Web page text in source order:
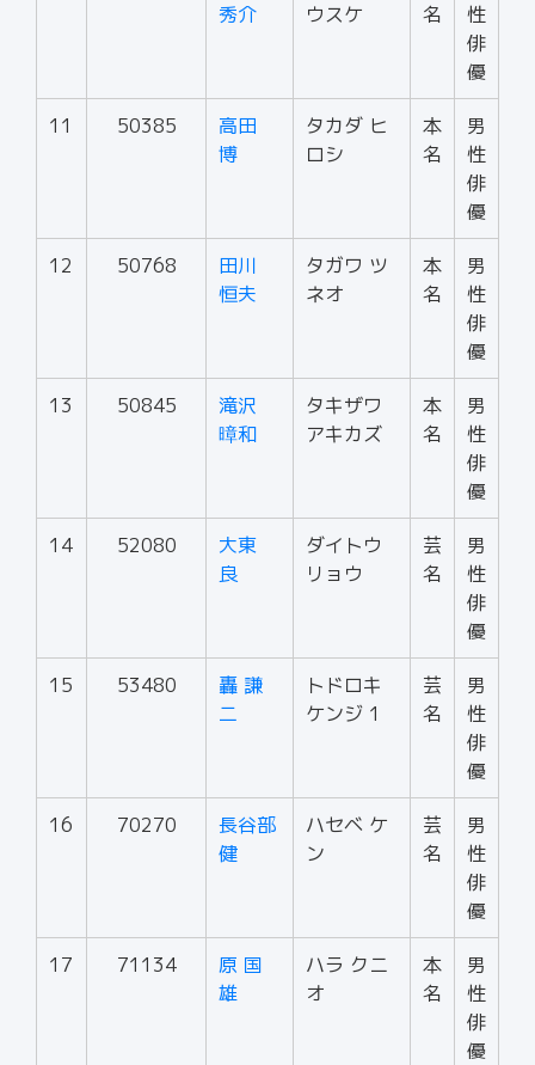
秀介
ウスケ
名
性
俳
優
11 50385
高田
博
タカダ ヒ
ロシ
本
名
男
性
俳
優
12 50768
田川
恒夫
タガワ ツ
ネオ
本
名
男
性
俳
優
13 50845
滝沢
暲和
タキザワ
アキカズ
本
名
男
性
俳
優
14 52080
大東
良
ダイトウ
リョウ
芸
名
男
性
俳
優
15 53480
轟 謙
二
トドロキ
ケンジ 1
芸
名
男
性
俳
優
16 70270
長谷部
健
ハセベ ケ
ン
芸
名
男
性
俳
優
17 71134
原 国
雄
ハラ クニ
オ
本
名
男
性
俳
優